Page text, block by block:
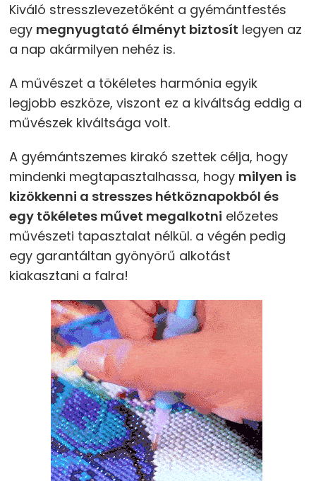
Kiváló stresszlevezetőként a gyémántfestés
egy megnyugtató élményt biztosít legyen az
a nap akármilyen nehéz is.
A művészet a tökéletes harmónia egyik
legjobb eszköze, viszont ez a kiváltság eddig a
művészek kiváltsága volt.
A gyémántszemes kirakó szettek célja, hogy
mindenki megtapasztalhassa, hogy milyen is
kizökkenni a stresszes hétköznapokból és
egy tökéletes művet megalkotni előzetes
művészeti tapasztalat nélkül. a végén pedig
egy garantáltan gyönyörű alkotást
kiakasztani a falra!